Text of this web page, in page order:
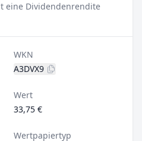
eine Dividendenrendite
WKN
A3DVX9
Wert
33,75 €
Wertpapiertyp